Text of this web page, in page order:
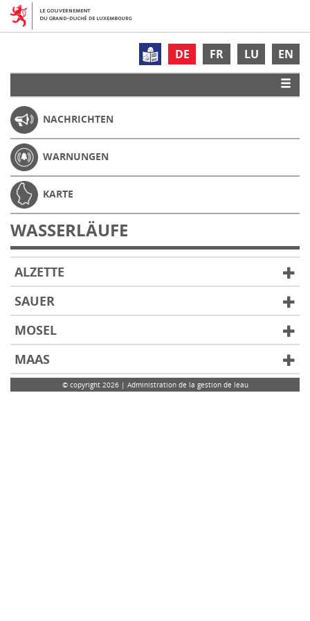
DE FR LU EN
NACHRICHTEN
WARNUNGEN
KARTE
WASSERLÄUFE
ALZETTE
SAUER
MOSEL
MAAS
© copyright 2026 | Administration de la gestion de leau